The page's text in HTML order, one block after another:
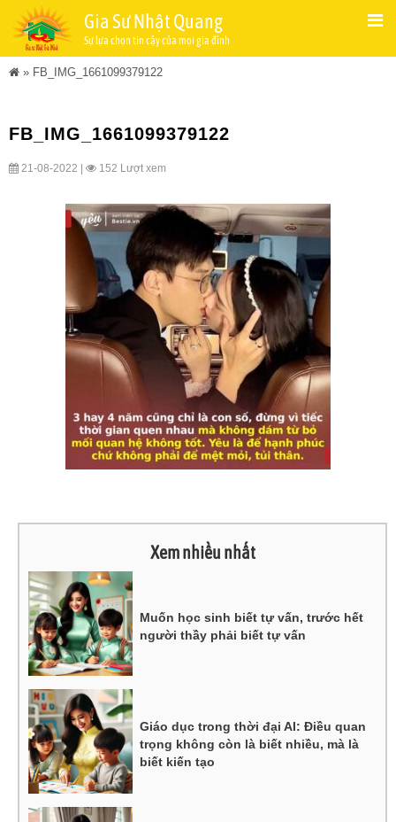
Gia Sư Nhật Quang
Sự lựa chọn tin cậy của mọi gia đình
» FB_IMG_1661099379122
FB_IMG_1661099379122
21-08-2022 | 152 Lượt xem
Xem nhiều nhất
Muốn học sinh biết tự vấn, trước hết
người thầy phải biết tự vấn
Giáo dục trong thời đại AI: Điều quan
trọng không còn là biết nhiều, mà là
biết kiến tạo